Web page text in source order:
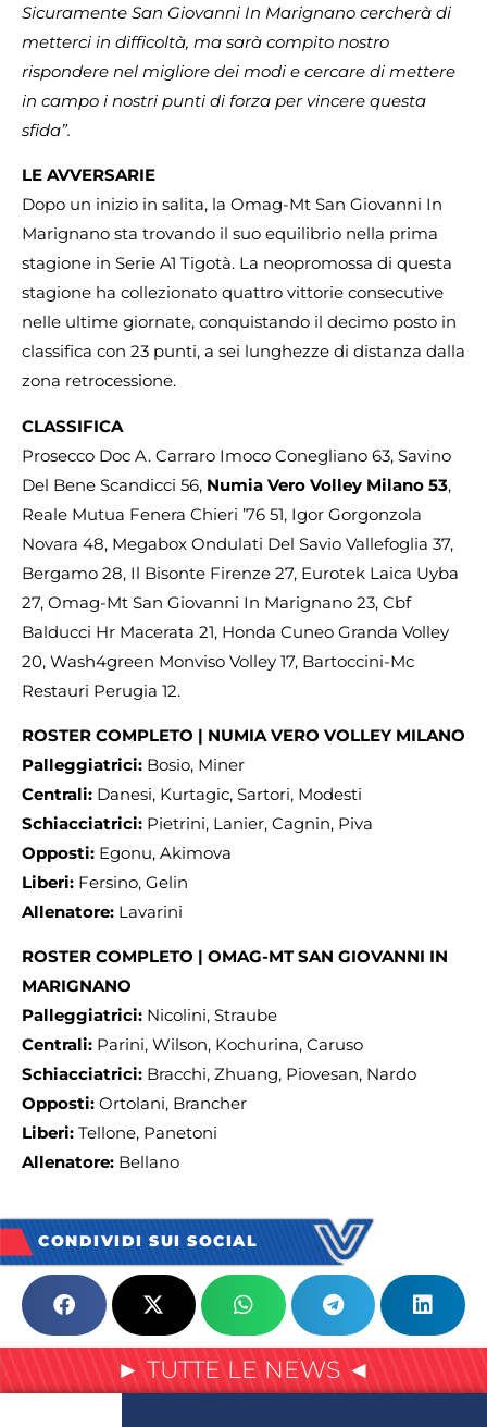
Sicuramente San Giovanni In Marignano cercherà di
metterci in difficoltà, ma sarà compito nostro
rispondere nel migliore dei modi e cercare di mettere
in campo i nostri punti di forza per vincere questa
sfida”.
LE AVVERSARIE
Dopo un inizio in salita, la Omag-Mt San Giovanni In
Marignano sta trovando il suo equilibrio nella prima
stagione in Serie A1 Tigotà. La neopromossa di questa
stagione ha collezionato quattro vittorie consecutive
nelle ultime giornate, conquistando il decimo posto in
classifica con 23 punti, a sei lunghezze di distanza dalla
zona retrocessione.
CLASSIFICA
Prosecco Doc A. Carraro Imoco Conegliano 63, Savino
Del Bene Scandicci 56, Numia Vero Volley Milano 53,
Reale Mutua Fenera Chieri ’76 51, Igor Gorgonzola
Novara 48, Megabox Ondulati Del Savio Vallefoglia 37,
Bergamo 28, Il Bisonte Firenze 27, Eurotek Laica Uyba
27, Omag-Mt San Giovanni In Marignano 23, Cbf
Balducci Hr Macerata 21, Honda Cuneo Granda Volley
20, Wash4green Monviso Volley 17, Bartoccini-Mc
Restauri Perugia 12.
ROSTER COMPLETO | NUMIA VERO VOLLEY MILANO
Palleggiatrici: Bosio, Miner
Centrali: Danesi, Kurtagic, Sartori, Modesti
Schiacciatrici: Pietrini, Lanier, Cagnin, Piva
Opposti: Egonu, Akimova
Liberi: Fersino, Gelin
Allenatore: Lavarini
ROSTER COMPLETO | OMAG-MT SAN GIOVANNI IN
MARIGNANO
Palleggiatrici: Nicolini, Straube
Centrali: Parini, Wilson, Kochurina, Caruso
Schiacciatrici: Bracchi, Zhuang, Piovesan, Nardo
Opposti: Ortolani, Brancher
Liberi: Tellone, Panetoni
Allenatore: Bellano
CONDIVIDI SUI SOCIAL
► TUTTE LE NEWS ◄